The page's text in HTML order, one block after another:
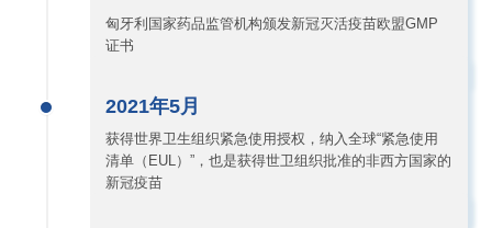
匈牙利国家药品监管机构颁发新冠灭活疫苗欧盟GMP
证书
2021年5月
获得世界卫生组织紧急使用授权，纳入全球“紧急使用
清单（EUL）”，也是获得世卫组织批准的非西方国家的
新冠疫苗